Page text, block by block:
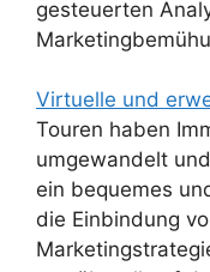
gesteuerten
Virtuelle und
Touren haben
umgewandelt
ein bequemes
die Einbindung